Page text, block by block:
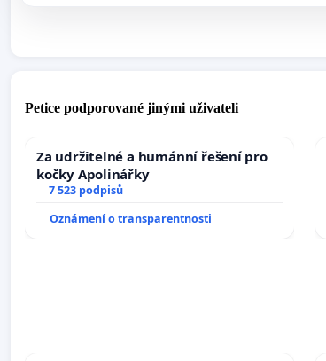
Petice podporované jinými uživateli
Za udržitelné a humánní řešení pro
kočky Apolinářky
7 523 podpisů
Oznámení o transparentnosti